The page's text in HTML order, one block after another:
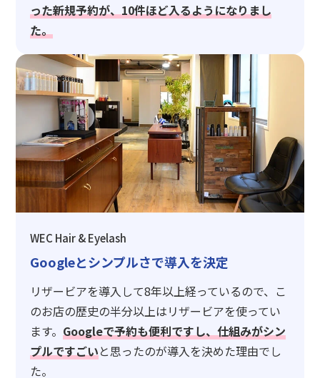
った新規予約が、10件ほど入るようになりまし
た。
WEC Hair & Eyelash
Googleとシンプルさで導入を決定
リザービアを導入して8年以上経っているので、こ
のお店の歴史の半分以上はリザービアを使ってい
ます。Googleで予約も便利ですし、仕組みがシン
プルですごいと思ったのが導入を決めた理由でし
た。